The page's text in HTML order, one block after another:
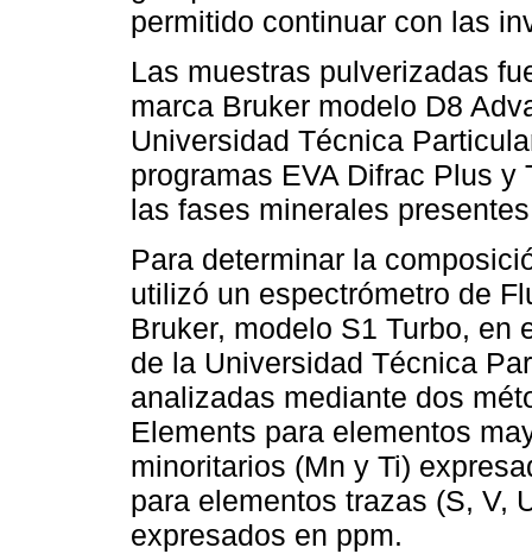
permitido continuar con las
Las muestras pulverizadas
marca Bruker modelo D8
Universidad Técnica
programas EVA Difrac Plus
las fases minerales
Para determinar la
utilizó un espectrómetro de
Bruker, modelo S1 Turbo, en
de la Universidad Técnica
analizadas mediante dos
Elements para elementos
minoritarios (Mn y Ti)
para elementos trazas (S, V,
expresados en ppm.